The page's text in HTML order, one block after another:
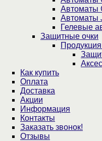
Автоматы
Автоматы
Гелевые
Защитные очки
Как купить
Оплата
Доставка
Акции
Информация
Контакты
Заказать звонок!
Отзывы